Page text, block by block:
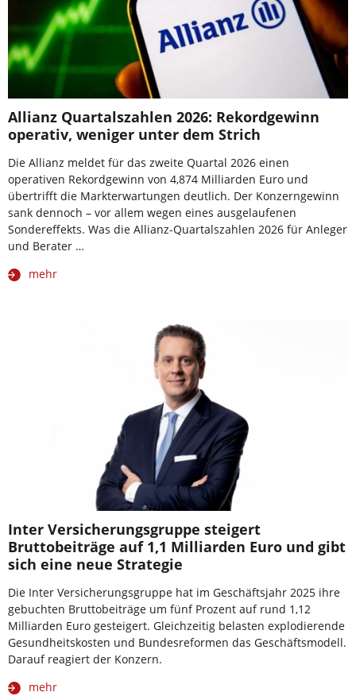
Allianz Quartalszahlen 2026: Rekordgewinn
operativ, weniger unter dem Strich
Die Allianz meldet für das zweite Quartal 2026 einen
operativen Rekordgewinn von 4,874 Milliarden Euro und
übertrifft die Markterwartungen deutlich. Der Konzerngewinn
sank dennoch – vor allem wegen eines ausgelaufenen
Sondereffekts. Was die Allianz-Quartalszahlen 2026 für Anleger
und Berater …
mehr
Inter Versicherungsgruppe steigert
Bruttobeiträge auf 1,1 Milliarden Euro und gibt
sich eine neue Strategie
Die Inter Versicherungsgruppe hat im Geschäftsjahr 2025 ihre
gebuchten Bruttobeiträge um fünf Prozent auf rund 1,12
Milliarden Euro gesteigert. Gleichzeitig belasten explodierende
Gesundheitskosten und Bundesreformen das Geschäftsmodell.
Darauf reagiert der Konzern.
mehr